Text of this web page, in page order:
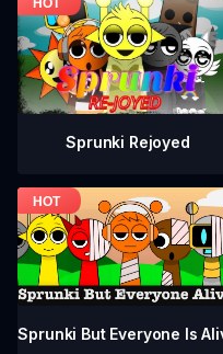
Sprunki Rejoyed
Sprunki But Everyone Is